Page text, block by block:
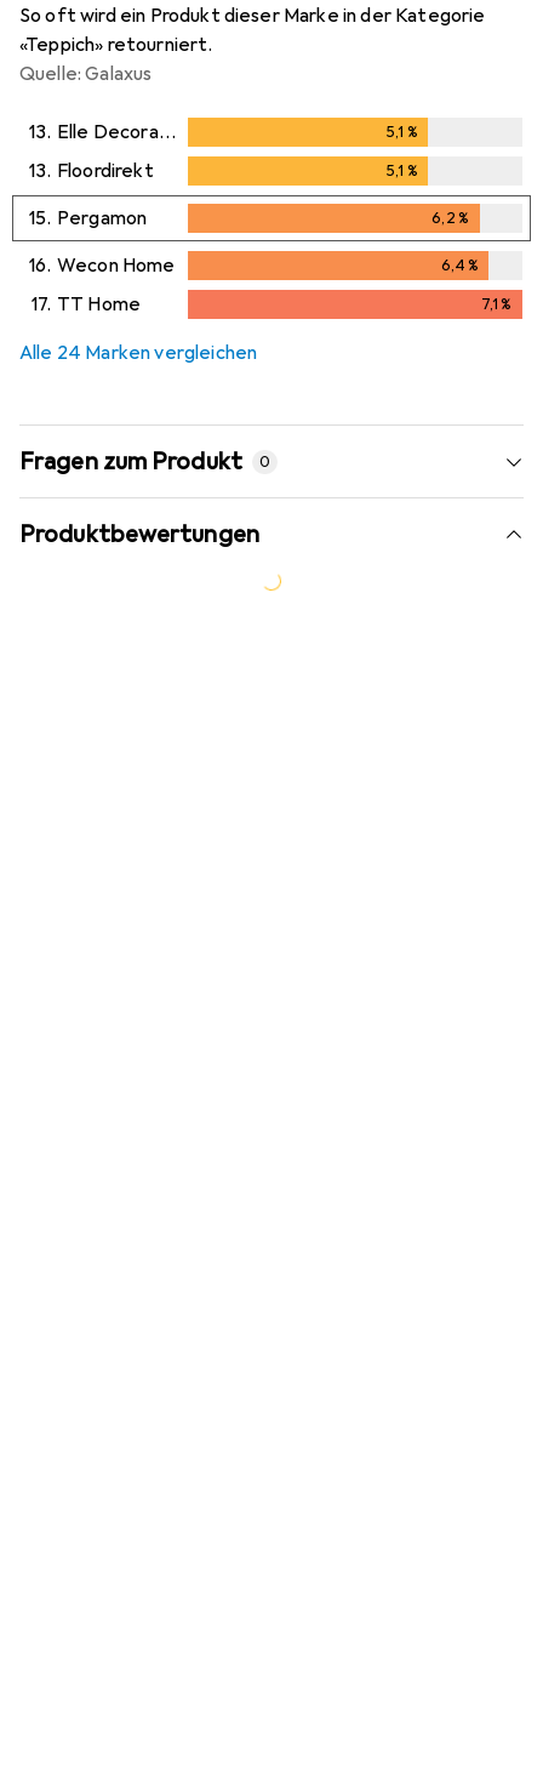
So oft wird ein Produkt dieser Marke in der Kategorie
«Teppich» retourniert.
Quelle: Galaxus
13. Elle Decoration 5,1 %
13. Floordirekt 5,1 %
15. Pergamon 6,2%
6,2%
16. Wecon Home 6,4%
6,4%
17. TT Home 7,1%
Alle 24 Marken vergleichen
Fragen zum Produkt 0
Produktbewertungen